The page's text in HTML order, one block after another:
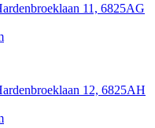
11, 6825AG
12, 6825AH